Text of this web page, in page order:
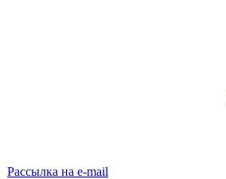
Рассылка на e-mail